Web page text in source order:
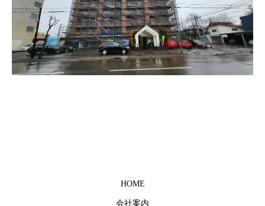
HOME
会社案内